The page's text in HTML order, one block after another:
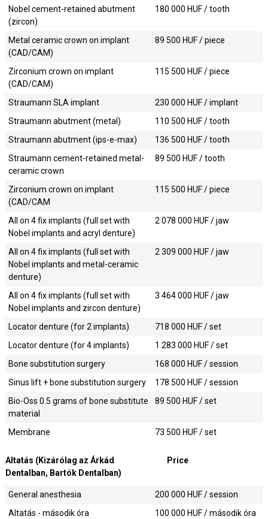
180 000 HUF / tooth
Nobel cement-retained abutment
(zircon)
89 500 HUF / piece
Metal ceramic crown on implant
(CAD/CAM)
115 500 HUF / piece
Zirconium crown on implant
(CAD/CAM)
230 000 HUF / implant
Straumann SLA implant
110 500 HUF / tooth
Straumann abutment (metal)
136 500 HUF / tooth
Straumann abutment (ips-e-max)
89 500 HUF / tooth
Straumann cement-retained metal-
ceramic crown
115 500 HUF / piece
Zirconium crown on implant
(CAD/CAM
2 078 000 HUF / jaw
All on 4 fix implants (full set with
Nobel implants and acryl denture)
2 309 000 HUF / jaw
All on 4 fix implants (full set with
Nobel implants and metal-ceramic
denture)
3 464 000 HUF / jaw
All on 4 fix implants (full set with
Nobel implants and zircon denture)
718 000 HUF / set
Locator denture (for 2 implants)
1 283 000 HUF / set
Locator denture (for 4 implants)
168 000 HUF / session
Bone substitution surgery
178 500 HUF / session
Sinus lift + bone substitution surgery
89 500 HUF / set
Bio-Oss 0.5 grams of bone substitute
material
73 500 HUF / set
Membrane
Altatás (Kizárólag az Árkád
Dentalban, Bartók Dentalban)
Price
200 000 HUF / session
General anesthesia
100 000 HUF / második óra
Altatás - második óra